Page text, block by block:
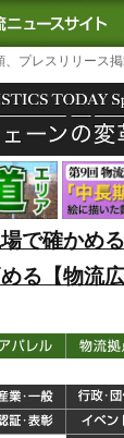
｜国内最
、プレスリリース
で確かめ
る【物流